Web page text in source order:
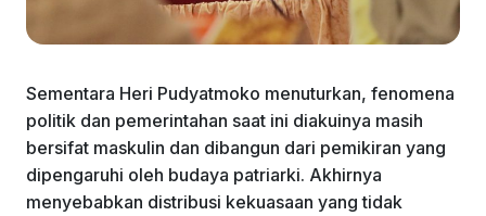
Sementara Heri Pudyatmoko menuturkan, fenomena
politik dan pemerintahan saat ini diakuinya masih
bersifat maskulin dan dibangun dari pemikiran yang
dipengaruhi oleh budaya patriarki. Akhirnya
menyebabkan distribusi kekuasaan yang tidak